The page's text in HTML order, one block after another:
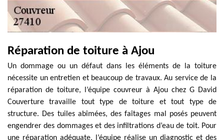
Réparation de toiture à Ajou
Un dommage ou un défaut dans les éléments de la toiture
nécessite un entretien et beaucoup de travaux. Au service de la
réparation de toiture, l’équipe couvreur à Ajou chez G David
Couverture travaille tout type de toiture et tout type de
structure. Des tuiles abîmées, des faîtages mal posés peuvent
engendrer des dommages et des infiltrations d’eau de toit. Pour
une réparation adéquate, l’équipe réalise un diagnostic et des